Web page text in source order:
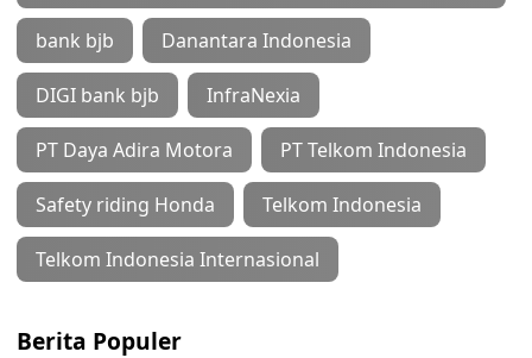
bank bjb Danantara Indonesia
DIGI bank bjb InfraNexia
PT Daya Adira Motora PT Telkom Indonesia
Safety riding Honda Telkom Indonesia
Telkom Indonesia Internasional
Berita Populer